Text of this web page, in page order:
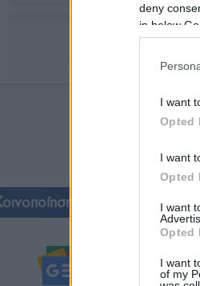
deny
in below
I want
Opted
I want
Opted
I want
Opted
I want
of my